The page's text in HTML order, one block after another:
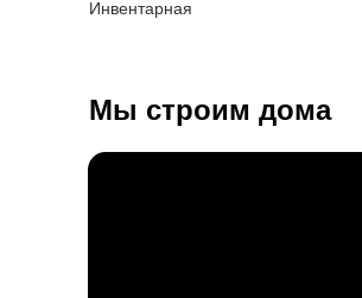
Инвентарная
Мы строим дома